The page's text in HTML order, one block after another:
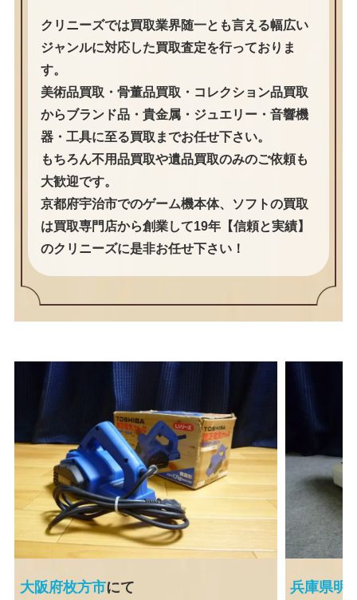
クリニーズでは買取業界随一とも言える幅広い
ジャンルに対応した買取査定を行っておりま
す。
美術品買取・骨董品買取・コレクション品買取
からブランド品・貴金属・ジュエリー・音響機
器・工具に至る買取までお任せ下さい。
もちろん不用品買取や遺品買取のみのご依頼も
大歓迎です。
京都府宇治市でのゲーム機本体、ソフトの買取
は買取専門店から創業して19年【信頼と実績】
のクリニーズに是非お任せ下さい！
大阪府枚方市にて 兵庫県明